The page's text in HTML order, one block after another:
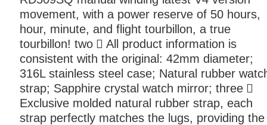
movement, with a power reserve of 50 hours,
hour, minute, and flight tourbillon, a true
tourbillon! two ⃣ All product information is
consistent with the original: 42mm diameter;
316L stainless steel case; Natural rubber
strap; Sapphire crystal watch mirror; three ⃣
Exclusive molded natural rubber strap, each
strap perfectly matches the lugs, providing the